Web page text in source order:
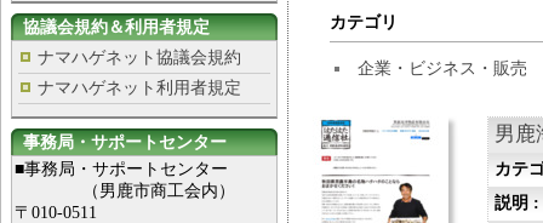
協議会規約＆利用者規定
ナマハゲネット協議会規約
ナマハゲネット利用者規定
事務局・サポートセンター
■事務局・サポートセンター
（男鹿市商工会内）
〒010-0511
カテゴリ
企業・ビジネス・販売
男鹿
カテ
説明 :